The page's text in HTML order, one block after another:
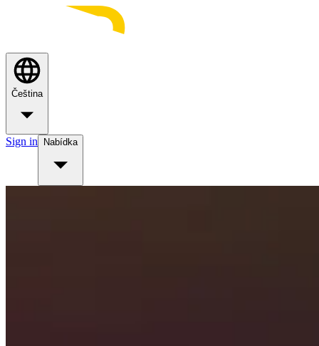
Čeština
Sign in Nabídka